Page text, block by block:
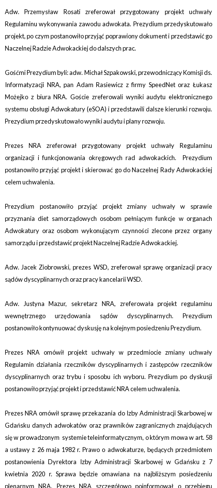
Adw. Przemysław Rosati zreferował przygotowany projekt uchwały
Regulaminu wykonywania zawodu adwokata. Prezydium przedyskutowało
projekt, po czym postanowiło przyjąć poprawiony dokument i przedstawić go
Naczelnej Radzie Adwokackiej do dalszych prac.
Gośćmi Prezydium byli: adw. Michał Szpakowski, przewodniczący Komisji ds.
Informatyzacji NRA, pan Adam Rasiewicz z firmy SpeedNet oraz Łukasz
Możejko z biura NRA. Goście zreferowali wyniki audytu elektronicznego
systemu obsługi Adwokatury (eSOA) i przedstawili dalsze kierunki rozwoju.
Prezydium przedyskutowało wyniki audytu i plany rozwoju.
Prezes NRA zreferował przygotowany projekt uchwały Regulaminu
organizacji i funkcjonowania okręgowych rad adwokackich. Prezydium
postanowiło przyjąć projekt i skierować go do Naczelnej Rady Adwokackiej
celem uchwalenia.
Prezydium postanowiło przyjąć projekt zmiany uchwały w sprawie
przyznania diet samorządowych osobom pełniącym funkcje w organach
Adwokatury oraz osobom wykonującym czynności zlecone przez organy
samorządu i przedstawić projekt Naczelnej Radzie Adwokackiej.
Adw. Jacek Ziobrowski, prezes WSD, zreferował sprawę organizacji pracy
sądów dyscyplinarnych oraz pracy kancelarii WSD.
Adw. Justyna Mazur, sekretarz NRA, zreferowała projekt regulaminu
wewnętrznego urzędowania sądów dyscyplinarnych. Prezydium
postanowiło kontynuować dyskusję na kolejnym posiedzeniu Prezydium.
Prezes NRA omówił projekt uchwały w przedmiocie zmiany uchwały
Regulamin działania rzeczników dyscyplinarnych i zastępców rzeczników
dyscyplinarnych oraz trybu i sposobu ich wyboru. Prezydium po dyskusji
postanowiło przyjąć projekt i przedstawić NRA celem uchwalenia.
Prezes NRA omówił sprawę przekazania do Izby Administracji Skarbowej w
Gdańsku danych adwokatów oraz prawników zagranicznych znajdujących
się w prowadzonym systemie teleinformatycznym, o którym mowa w art. 58
a ustawy z 26 maja 1982 r. Prawo o adwokaturze, będących przedmiotem
postanowienia Dyrektora Izby Administracji Skarbowej w Gdańsku z 7
kwietnia 2020 r. Sprawa będzie omawiana na najbliższym posiedzeniu
plenarnym NRA. Prezes NRA szczegółowo poinformował o przebiegu